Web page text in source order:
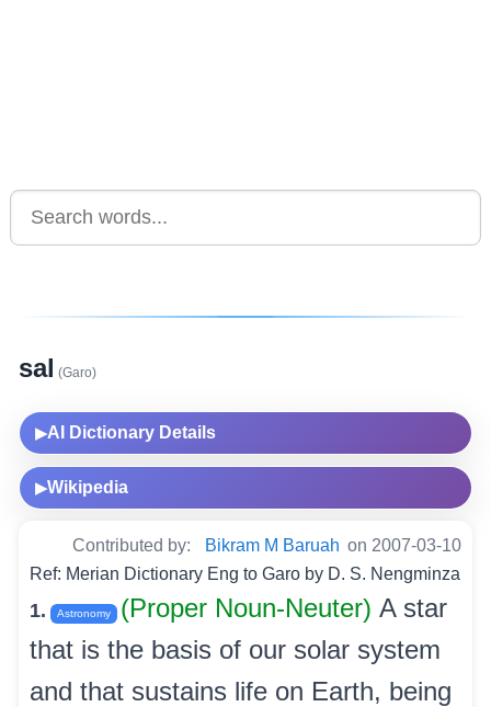
sal (Garo)
▶AI Dictionary Details
▶Wikipedia
Contributed by: Bikram M Baruah on 2007-03-10
Ref: Merian Dictionary Eng to Garo by D. S. Nengminza
1. Astronomy (Proper Noun-Neuter) A star
that is the basis of our solar system
and that sustains life on Earth, being